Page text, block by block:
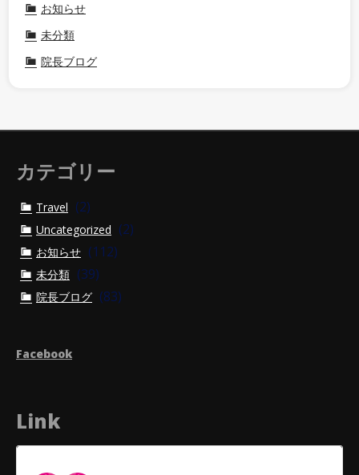
お知らせ
未分類
院長ブログ
カテゴリー
Travel (2)
Uncategorized (2)
お知らせ (112)
未分類 (39)
院長ブログ (83)
Facebook
Link